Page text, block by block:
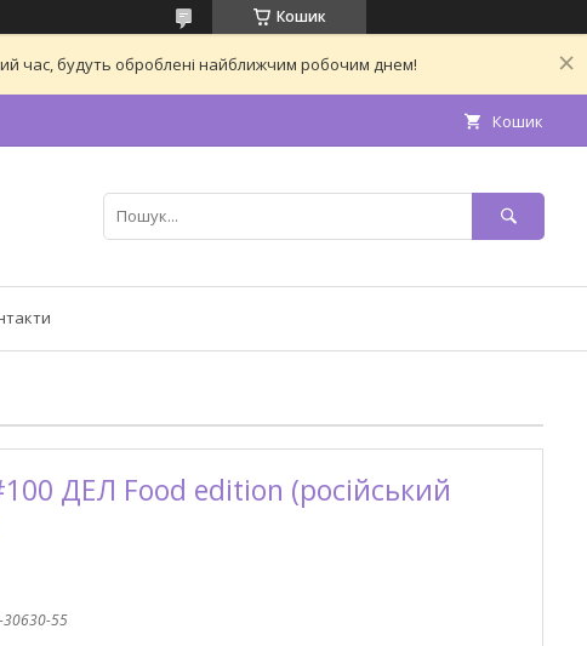
Кошик
час, будуть оброблені найближчим робочим днем!
Кошик
ДЕЛ Food edition (російський
30630-55